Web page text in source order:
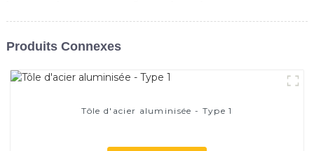
Produits Connexes
Tôle d'acier aluminisée - Type 1